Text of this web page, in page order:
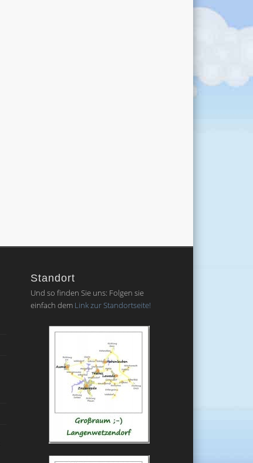
Standort
Und so finden Sie uns: Folgen sie
einfach dem Link zur Standortseite!